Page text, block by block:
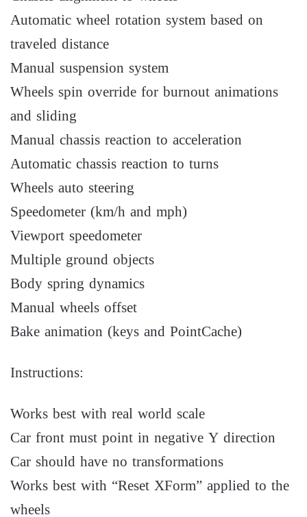
Automatic wheel rotation system based on
traveled distance
Manual suspension system
Wheels spin override for burnout animations
and sliding
Manual chassis reaction to acceleration
Automatic chassis reaction to turns
Wheels auto steering
Speedometer (km/h and mph)
Viewport speedometer
Multiple ground objects
Body spring dynamics
Manual wheels offset
Bake animation (keys and PointCache)
Instructions:
Works best with real world scale
Car front must point in negative Y direction
Car should have no transformations
Works best with “Reset XForm” applied to the
wheels